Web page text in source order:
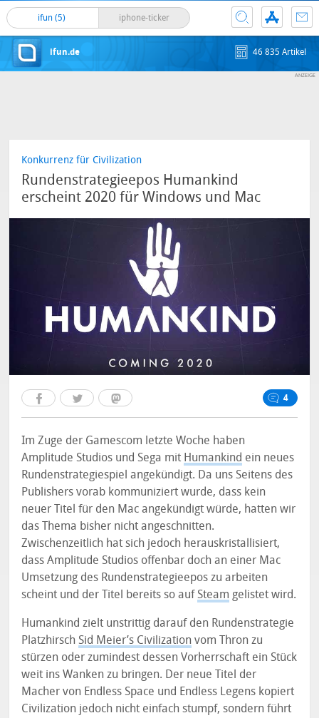
ifun (5) iphone-ticker
ifun.de 46 835 Artikel
Konkurrenz für Civilization
Rundenstrategieepos Humankind
erscheint 2020 für Windows und Mac
4
Im Zuge der Gamescom letzte Woche haben
Amplitude Studios und Sega mit Humankind ein neues
Rundenstrategiespiel angekündigt. Da uns Seitens des
Publishers vorab kommuniziert wurde, dass kein
neuer Titel für den Mac angekündigt würde, hatten wir
das Thema bisher nicht angeschnitten.
Zwischenzeitlich hat sich jedoch herauskristallisiert,
dass Amplitude Studios offenbar doch an einer Mac
Umsetzung des Rundenstrategieepos zu arbeiten
scheint und der Titel bereits so auf Steam gelistet wird.
Humankind zielt unstrittig darauf den Rundenstrategie
Platzhirsch Sid Meier’s Civilization vom Thron zu
stürzen oder zumindest dessen Vorherrschaft ein Stück
weit ins Wanken zu bringen. Der neue Titel der
Macher von Endless Space und Endless Legens kopiert
Civilization jedoch nicht einfach stumpf, sondern führt